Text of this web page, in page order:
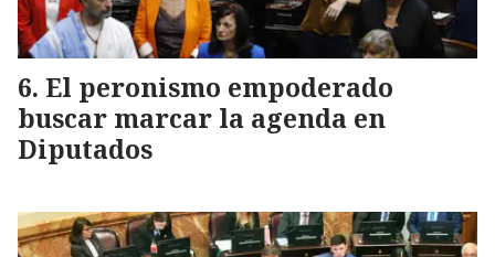
El peronismo empoderado
buscar marcar la agenda en
Diputados